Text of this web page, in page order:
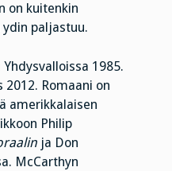
on kuitenkin
paljastuu.
1985.
Romaani on
amerikkalaisen
Philip
ja Don
McCarthyn